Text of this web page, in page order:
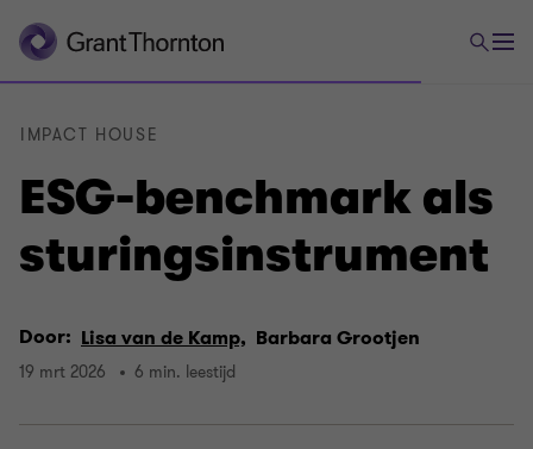
ESG-benchmark als
sturingsinstrument
IMPACT HOUSE
Door: Lisa van de Kamp, Barbara Grootjen
19 mrt 2026 6 min. leestijd